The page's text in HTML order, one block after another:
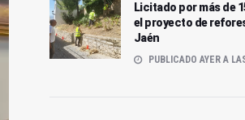
Licitado por más de
el proyecto de
Jaén
PUBLICADO AYER A